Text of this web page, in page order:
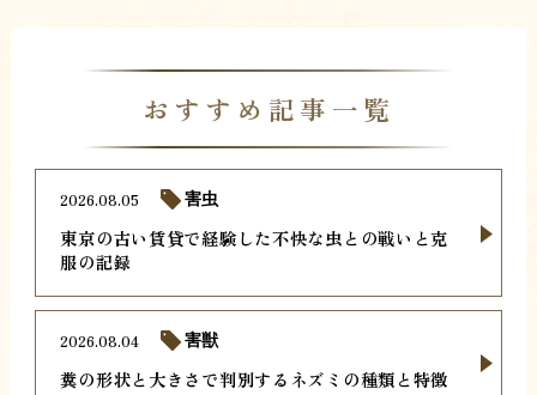
おすすめ記事一覧
東京の古い賃貸で経験した不快な虫との戦いと克
服の記録
2026.08.05 害虫
糞の形状と大きさで判別するネズミの種類と特徴
2026.08.04 害獣